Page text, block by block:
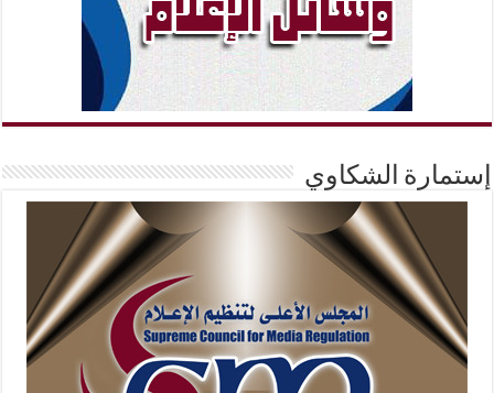
إستمارة الشكاوي